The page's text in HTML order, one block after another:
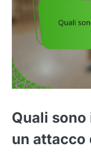
Quali
un attacco